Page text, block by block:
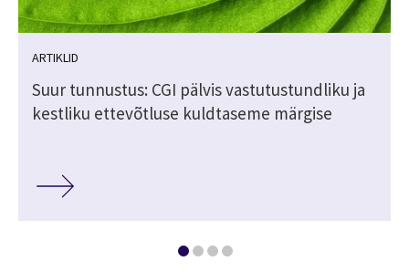
ARTIKLID
Suur tunnustus: CGI pälvis vastutustundliku ja
kestliku ettevõtluse kuldtaseme märgise